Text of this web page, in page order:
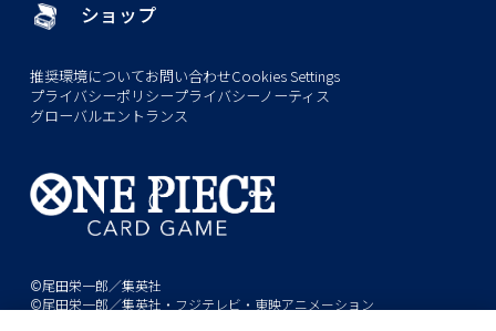
ショップ
推奨環境についてお問い合わせCookies Settings
プライバシーポリシープライバシーノーティス
グローバルエントランス
©尾田栄一郎／集英社
©尾田栄一郎／集英社・フジテレビ・東映アニメーション